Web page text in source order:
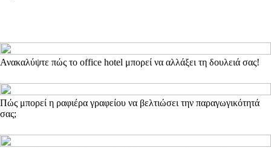
Ανακαλύψτε πώς το office hotel μπορεί να αλλάξει τη δουλειά σας!
Πώς μπορεί η ραφιέρα γραφείου να βελτιώσει την παραγωγικότητά
σας;